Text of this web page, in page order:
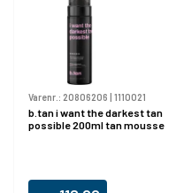
Varenr.: 20806206 | 1110021
b.tan i want the darkest tan
possible 200ml tan mousse